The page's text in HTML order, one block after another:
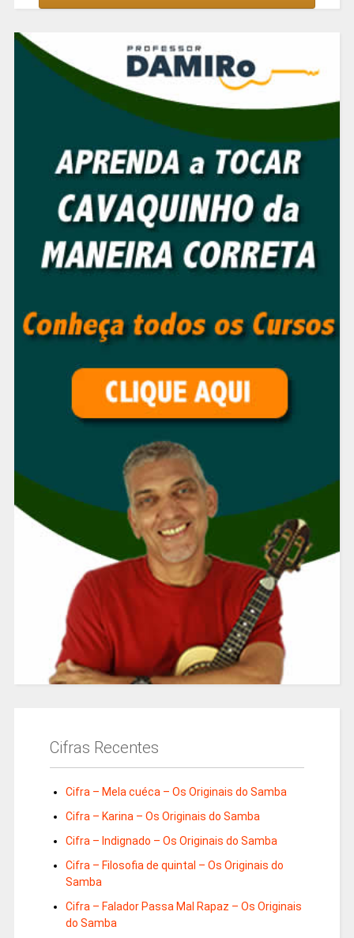
Cifras Recentes
Cifra – Mela cuéca – Os Originais do Samba
Cifra – Karina – Os Originais do Samba
Cifra – Indignado – Os Originais do Samba
Cifra – Filosofia de quintal – Os Originais do
Samba
Cifra – Falador Passa Mal Rapaz – Os Originais
do Samba